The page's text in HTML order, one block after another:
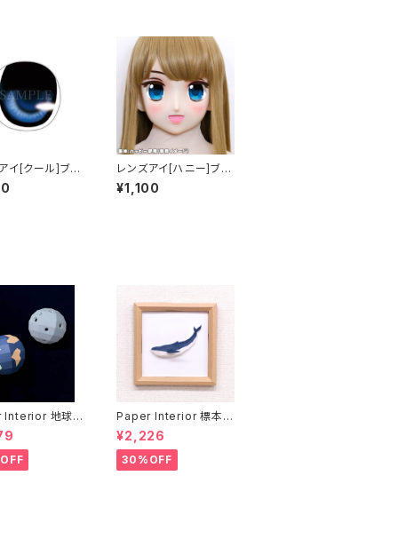
イ[クール]ブル
eye [Cool]
レンズアイ[ハニー]ブル
ー Lens eye [Hone
y] Blue
¥1,100
Interior 地球と
and moon
Paper Interior 標本
クジラ specimen wh
ale
¥2,226
30%OFF